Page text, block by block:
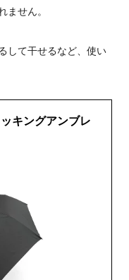
ません。
して干せるなど、使い
キングアンブレ